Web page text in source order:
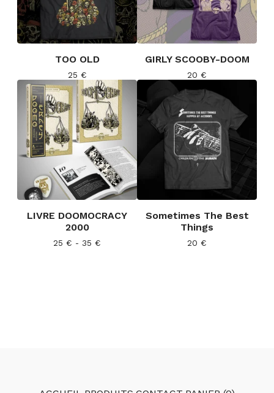
TOO OLD
25 €
GIRLY SCOOBY-DOOM
20 €
LIVRE DOOMOCRACY
2000
25 € - 35 €
Sometimes The Best
Things
20 €